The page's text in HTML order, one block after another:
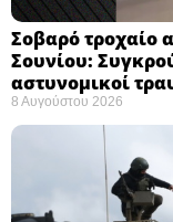
Σοβαρό τροχαίο
Σουνίου:
αστυνομικοί
8 Αυγούστου 2026